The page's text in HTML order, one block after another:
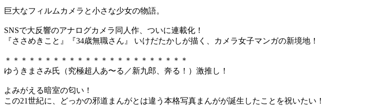
巨大なフィルムカメラと小さな少女の物語。
SNSで大反響のアナログカメラ同人作、ついに連載化！
『ささめきこと』『34歳無職さん』 いけだたかしが描く、カメラ女子マンガの新境地！
＊＊＊＊＊＊＊＊＊＊＊＊＊＊＊＊＊＊＊＊＊＊＊
ゆうきまさみ氏（究極超人あ〜る／新九郎、奔る！）激推し！
よみがえる暗室の匂い！
この21世紀に、どっかの邪道まんがとは違う本格写真まんがが誕生したことを祝いたい！